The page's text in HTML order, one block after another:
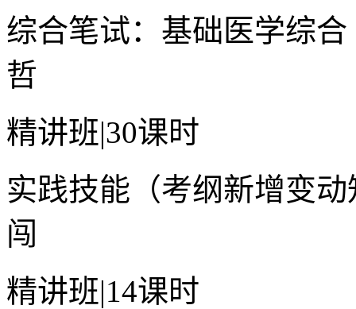
综合笔试：基础医学综
哲
精讲班|30课时
实践技能（考纲新增变
闯
精讲班|14课时